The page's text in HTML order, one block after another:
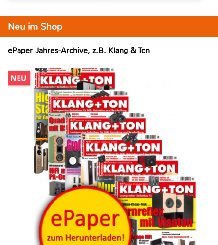
Neu im Shop
ePaper Jahres-Archive, z.B. Klang & Ton